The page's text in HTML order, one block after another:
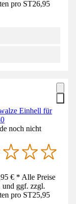
pro ST26,95
Einhell für
noch nicht
€ * Alle Preise
ggf. zzgl.
pro ST25,95